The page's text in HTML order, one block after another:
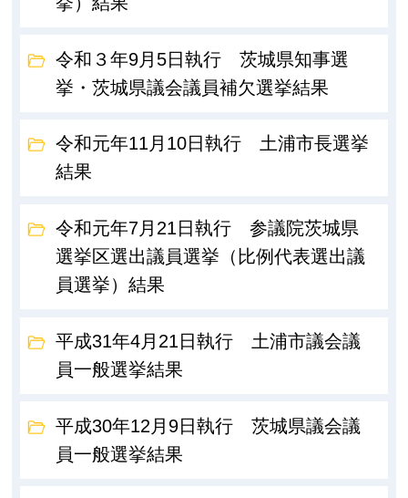
令和３年9月5日執行 茨城県知事選
挙・茨城県議会議員補欠選挙結果
令和元年11月10日執行 土浦市長選挙
結果
令和元年7月21日執行 参議院茨城県
選挙区選出議員選挙（比例代表選出議
員選挙）結果
平成31年4月21日執行 土浦市議会議
員一般選挙結果
平成30年12月9日執行 茨城県議会議
員一般選挙結果